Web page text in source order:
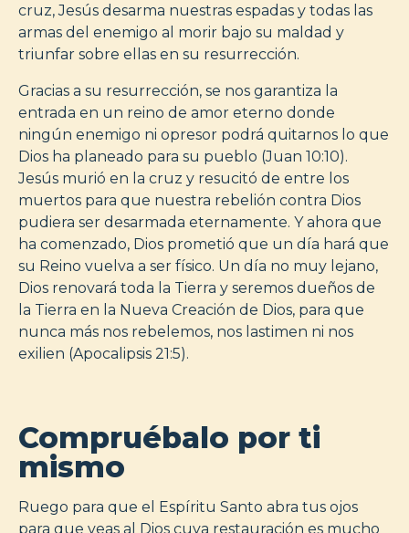
cruz, Jesús desarma nuestras espadas y todas las
armas del enemigo al morir bajo su maldad y
triunfar sobre ellas en su resurrección.
Gracias a su resurrección, se nos garantiza la
entrada en un reino de amor eterno donde
ningún enemigo ni opresor podrá quitarnos lo que
Dios ha planeado para su pueblo (Juan 10:10).
Jesús murió en la cruz y resucitó de entre los
muertos para que nuestra rebelión contra Dios
pudiera ser desarmada eternamente. Y ahora que
ha comenzado, Dios prometió que un día hará que
su Reino vuelva a ser físico. Un día no muy lejano,
Dios renovará toda la Tierra y seremos dueños de
la Tierra en la Nueva Creación de Dios, para que
nunca más nos rebelemos, nos lastimen ni nos
exilien (Apocalipsis 21:5).
Compruébalo por ti
mismo
Ruego para que el Espíritu Santo abra tus ojos
para que veas al Dios cuya restauración es mucho